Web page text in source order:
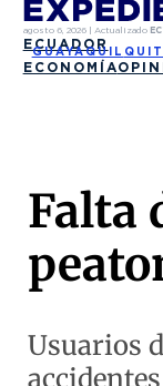
agosto 6, 2026| Actualizado
ECUADOR
GUAYAQUIL
ECONOMÍA
Falta
Usuarios